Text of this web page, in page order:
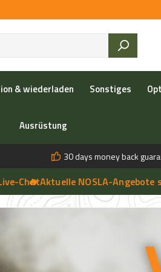
& wiederladen Sonstiges
Ausrüstung
30 days money back
NOSLA-Angebote sichern
➔
🔥
Beratung vor Ort, telefonisch und